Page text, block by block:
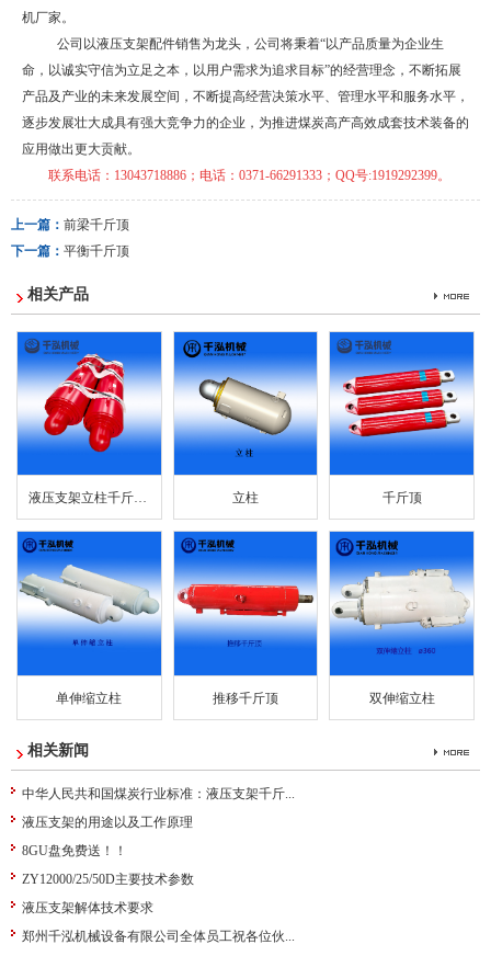
机厂家。
公司以液压支架配件销售为龙头，公司将秉着“以产品质量为企业生
命，以诚实守信为立足之本，以用户需求为追求目标”的经营理念，不断拓展
产品及产业的未来发展空间，不断提高经营决策水平、管理水平和服务水平，
逐步发展壮大成具有强大竞争力的企业，为推进煤炭高产高效成套技术装备的
应用做出更大贡献。
联系电话： 13043718886；电话：0371-66291333； QQ号:1919292399。
上一篇： 前梁千斤顶
下一篇： 平衡千斤顶
相关产品
液压支架立柱千斤顶... 立柱 千斤顶
单伸缩立柱 推移千斤顶 双伸缩立柱
相关新闻
中华人民共和国煤炭行业标准：液压支架千斤...
液压支架的用途以及工作原理
8GU盘免费送！！
ZY12000/25/50D主要技术参数
液压支架解体技术要求
郑州千泓机械设备有限公司全体员工祝各位伙...